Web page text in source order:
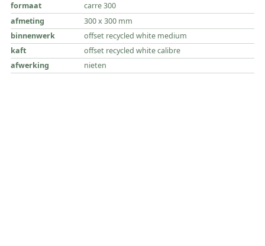
formaat
carre 300
afmeting
300 x 300 mm
binnenwerk
offset recycled white medium
kaft
offset recycled white calibre
afwerking
nieten